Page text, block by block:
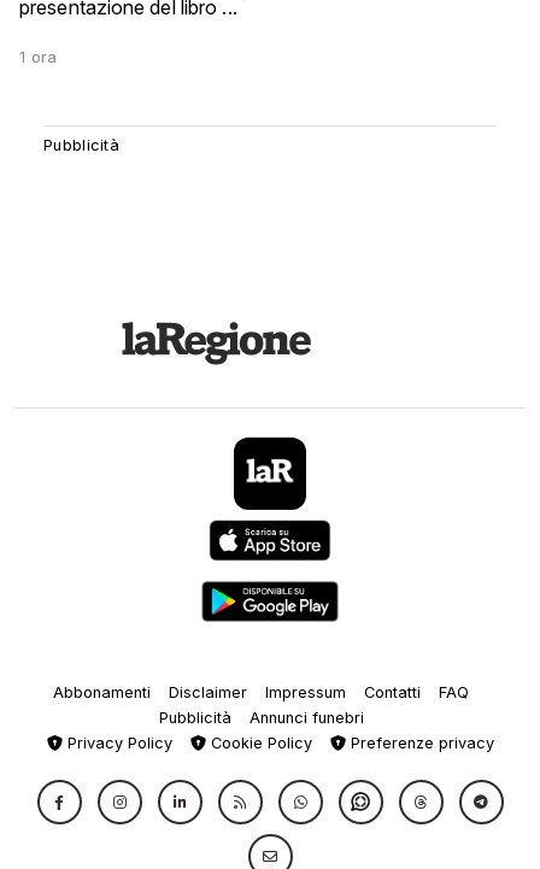
presentazione del libro ...
1 ora
Abbonamenti Disclaimer Impressum Contatti
FAQ
Pubblicità
Annunci funebri
Privacy Policy
Cookie Policy Preferenze privacy